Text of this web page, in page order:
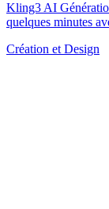
Kling3 AI
quelques minutes
Création et Design